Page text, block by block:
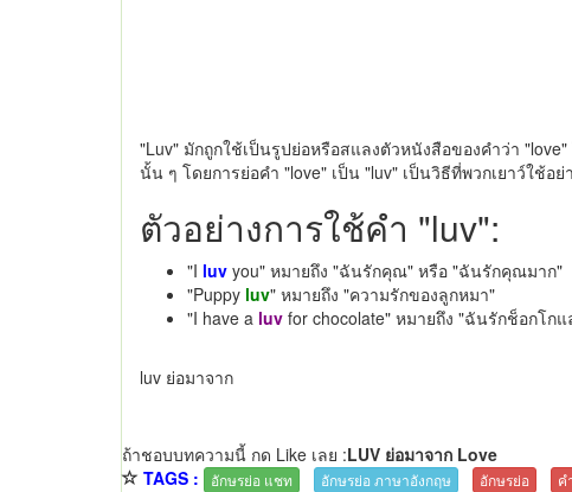
"Luv" มักถูกใช้เป็นรูปย่อหรือสแลงตัวหนังสือของคำว่า
นั้น ๆ โดยการย่อคำ "love" เป็น "luv" เป็นวิธีที่พวกเยาว์ใช้
ตัวอย่างการใช้คำ "luv":
"I luv you" หมายถึง "ฉันรักคุณ" หรือ "ฉันรักคุณมาก"
"Puppy luv" หมายถึง "ความรักของลูกหมา"
"I have a luv for chocolate" หมายถึง "ฉันรักช็อกโก
luv ย่อมาจาก
ถ้าชอบบทความนี้ กด Like เลย :LUV ย่อมาจาก Love
TAGS :
อักษรย่อ แชท อักษรย่อ ภาษาอังกฤษ อักษรย่อ ค